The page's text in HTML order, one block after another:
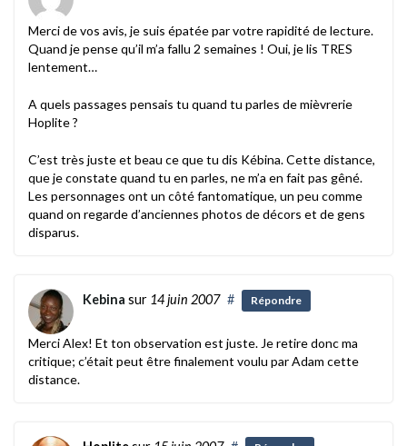
Merci de vos avis, je suis épatée par votre rapidité de lecture.
Quand je pense qu’il m’a fallu 2 semaines ! Oui, je lis TRES
lentement…
A quels passages pensais tu quand tu parles de mièvrerie
Hoplite ?
C’est très juste et beau ce que tu dis Kébina. Cette distance,
que je constate quand tu en parles, ne m’a en fait pas gêné.
Les personnages ont un côté fantomatique, un peu comme
quand on regarde d’anciennes photos de décors et de gens
disparus.
Kebina sur 14 juin 2007 # Répondre
Merci Alex! Et ton observation est juste. Je retire donc ma
critique; c’était peut être finalement voulu par Adam cette
distance.